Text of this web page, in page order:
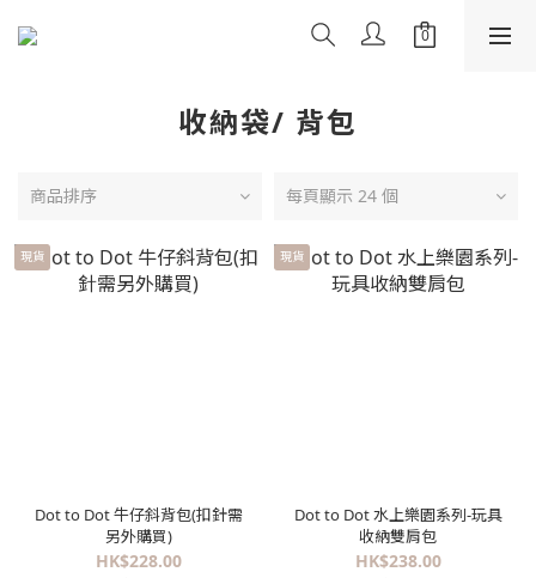
收納袋/ 背包
商品排序 每頁顯示 24 個
現貨
Dot to Dot 牛仔斜背包(扣針需
另外購買)
HK$228.00
現貨
Dot to Dot 水上樂園系列-玩具
收納雙肩包
HK$238.00